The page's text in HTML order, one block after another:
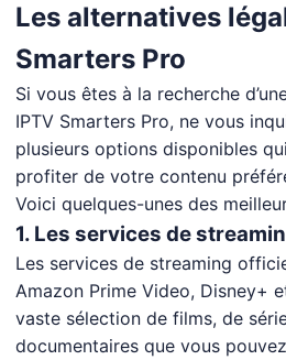
Les alternatives
Smarters Pro
Si vous êtes à la recherche
IPTV Smarters Pro, ne vous
plusieurs options disponibles
profiter de votre contenu
Voici quelques-unes des
1. Les services de
Les services de streaming
Amazon Prime Video, Disney+
vaste sélection de films, de
documentaires que vous